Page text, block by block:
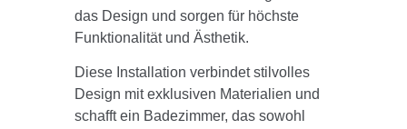
das Design und sorgen für höchste
Funktionalität und Ästhetik.
Diese Installation verbindet stilvolles
Design mit exklusiven Materialien und
schafft ein Badezimmer, das sowohl